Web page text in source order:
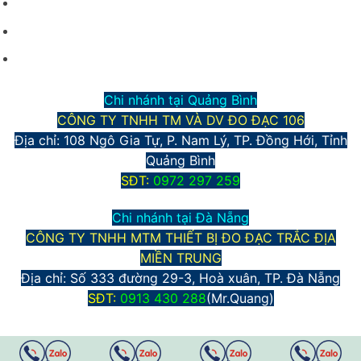
Chi nhánh tại Quảng Bình
CÔNG TY TNHH TM VÀ DV ĐO ĐẠC 106
Địa chỉ: 108 Ngô Gia Tự, P. Nam Lý, TP. Đồng Hới, Tỉnh
Quảng Bình
SĐT: 0972 297 259
Chi nhánh tại Đà Nẵng
CÔNG TY TNHH MTM THIẾT BỊ ĐO ĐẠC TRẮC ĐỊA
MIỀN TRUNG
Địa chỉ: Số 333 đường 29-3, Hoà xuân, TP. Đà Nẵng
SĐT: 0913 430 288(Mr.Quang)